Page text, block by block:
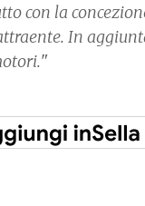
con la
In
"